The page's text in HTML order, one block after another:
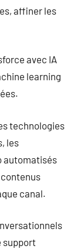
affiner les
avec IA
learning
technologies
les
automatisés
canal.
support